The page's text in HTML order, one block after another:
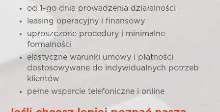
od 1-go dnia prowadzenia działalności
leasing operacyjny i finansowy
uproszczone procedury i minimalne
formalności
elastyczne warunki umowy i płatności
dostosowywane do indywidualnych potrzeb
klientów
pełne wsparcie telefoniczne i online